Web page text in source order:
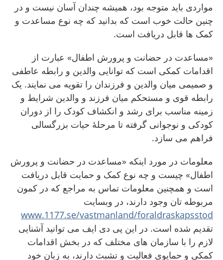
مواردی باید متوجه بود، همیشه چندان آسان نیست و در
چنین حالت خوب است که بدانید که چه نوع مساعدت و
کمک ها قابل دریافت است.
«مساعدت در حضانت و پرورش اطفال» عبارت از
اقدامات کمکی است که توانایی والدین و رابطه عاطفی
و صمیمی میان والدین و فرزندان را تقویه می نمایند. یک
رابطه قوی و مستحکم میان فرزند و والدین شرایط و
زمینه مناسب برای رشد و انکشاف کودک را از دوران
کودکی و نوجوانی گرفته تا مرحلهٔ حیات بزرگسالی
فراهم می سازد.
معلومات در مورد اینکه «مساعدت در حضانت و پرورش
اطفال» چیست و چه نوع کمک و حمایت قابل دریافت
است و همچنین معلومات تماس به مراجع که در کمون
مربوطه تان وجود دارند، در وبسایت
www.1177.se/vastmanland/foraldraskapsstod
تقدیم شده است. در این پی دی ایف می توانید آشنایی
لازم را با سازمان های مختلف که در بخش اقدامات
کمکی و حمایوی فعالیت و تشبث دارند، به زبان خود